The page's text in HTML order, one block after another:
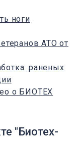
ноги
АТО от
раненых
о БИОТЕХ
"Биотех-